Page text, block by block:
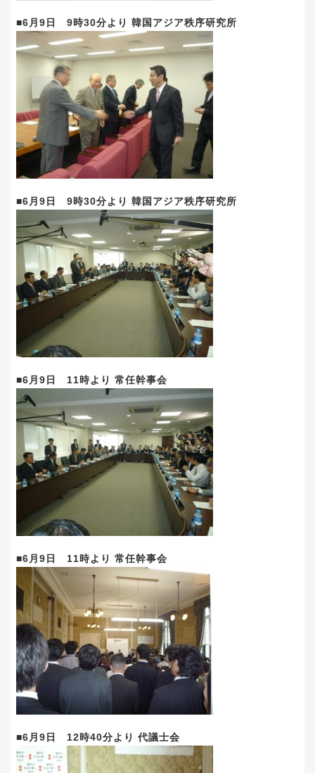
■6月9日 9時30分より 韓国アジア秩序研究所
■6月9日 9時30分より 韓国アジア秩序研究所
■6月9日 11時より 常任幹事会
■6月9日 11時より 常任幹事会
■6月9日 12時40分より 代議士会